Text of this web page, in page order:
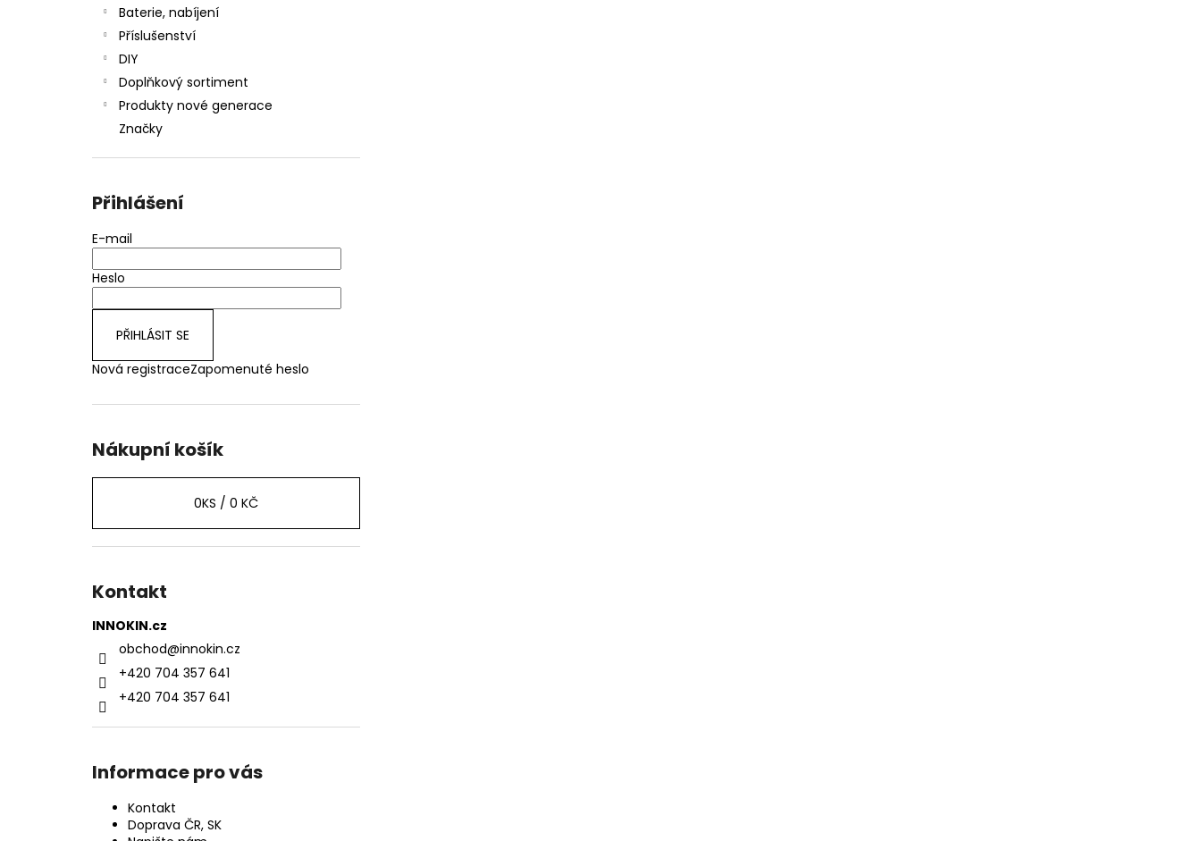
Baterie, nabíjení
Příslušenství
DIY
Doplňkový sortiment
Produkty nové generace
Značky
Přihlášení
E-mail
Heslo
PŘIHLÁSIT SE
Nová registraceZapomenuté heslo
Nákupní košík
0KS / 0 KČ
Kontakt
INNOKIN.cz
obchod@innokin.cz
+420 704 357 641
+420 704 357 641
Informace pro vás
Kontakt
Doprava ČR, SK